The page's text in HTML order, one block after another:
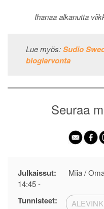
Ihanaa alkanutta
Lue myös:Sudio
blogiarvonta
Seuraa
Julkaissut: Miia /
14:45-
Tunnisteet: